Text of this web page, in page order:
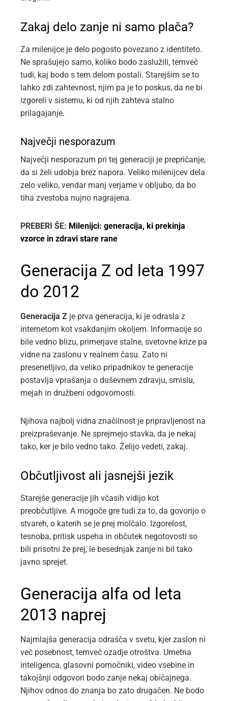
Zakaj delo zanje ni samo plača?
Za milenijce je delo pogosto povezano z identiteto.
Ne sprašujejo samo, koliko bodo zaslužili, temveč
tudi, kaj bodo s tem delom postali. Starejšim se to
lahko zdi zahtevnost, njim pa je to poskus, da ne bi
izgoreli v sistemu, ki od njih zahteva stalno
prilagajanje.
Največji nesporazum
Največji nesporazum pri tej generaciji je prepričanje,
da si želi udobja brez napora. Veliko milenijcev dela
zelo veliko, vendar manj verjame v obljubo, da bo
tiha zvestoba nujno nagrajena.
PREBERI ŠE: Milenijci: generacija, ki prekinja
vzorce in zdravi stare rane
Generacija Z od leta 1997
do 2012
Generacija Z je prva generacija, ki je odrasla z
internetom kot vsakdanjim okoljem. Informacije so
bile vedno blizu, primerjave stalne, svetovne krize pa
vidne na zaslonu v realnem času. Zato ni
presenetljivo, da veliko pripadnikov te generacije
postavlja vprašanja o duševnem zdravju, smislu,
mejah in družbeni odgovornosti.
Njihova najbolj vidna značilnost je pripravljenost na
preizpraševanje. Ne sprejmejo stavka, da je nekaj
tako, ker je bilo vedno tako. Želijo vedeti, zakaj.
Občutljivost ali jasnejši jezik
Starejše generacije jih včasih vidijo kot
preobčutljive. A mogoče gre tudi za to, da govorijo o
stvareh, o katerih se je prej molčalo. Izgorelost,
tesnoba, pritisk uspeha in občutek negotovosti so
bili prisotni že prej, le besednjak zanje ni bil tako
javno sprejet.
Generacija alfa od leta
2013 naprej
Najmlajša generacija odrašča v svetu, kjer zaslon ni
več posebnost, temveč ozadje otroštva. Umetna
inteligenca, glasovni pomočniki, video vsebine in
takojšnji odgovori bodo zanje nekaj običajnega.
Njihov odnos do znanja bo zato drugačen. Ne bodo